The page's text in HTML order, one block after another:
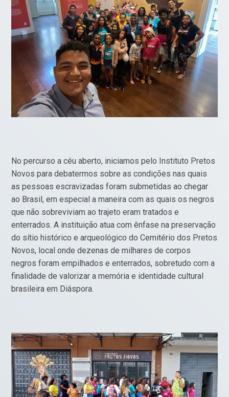
No percurso a céu aberto, iniciamos pelo Instituto Pretos
Novos para debatermos sobre as condições nas quais
as pessoas escravizadas foram submetidas ao chegar
ao Brasil, em especial a maneira com as quais os negros
que não sobreviviam ao trajeto eram tratados e
enterrados. A instituição atua com ênfase na preservação
do sítio histórico e arqueológico do Cemitério dos Pretos
Novos, local onde dezenas de milhares de corpos
negros foram empilhados e enterrados, sobretudo com a
finalidade de valorizar a memória e identidade cultural
brasileira em Diáspora.